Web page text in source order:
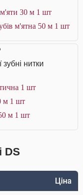
м'яти 30 м 1 шт
м'ятна 50 м 1 шт
нитки
1 шт
м 1 шт
м 1 шт
DS
Ціна